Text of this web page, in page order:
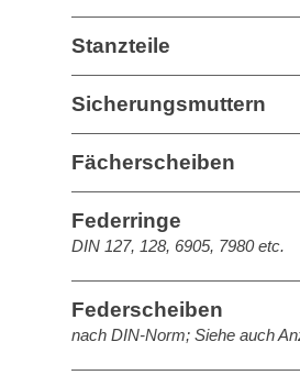
Stanzteile
Sicherungsmuttern
Fächerscheiben
Federringe
DIN 127, 128, 6905, 7980 etc.
Federscheiben
nach DIN-Norm; Siehe auch